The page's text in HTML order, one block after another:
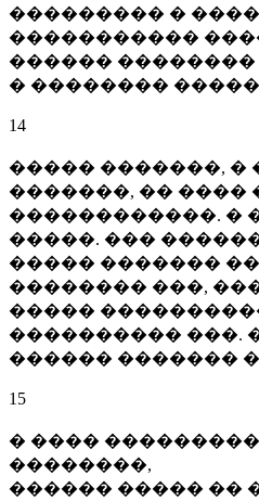
��������� �
�����������
������
� ��������
14
����� �������, �
�������, �� ����
������������. �
�����. ���
����� �������
�������� ���,
�����
���������� ���.
������ �������
15
� ����
��������,
������ ����� ��